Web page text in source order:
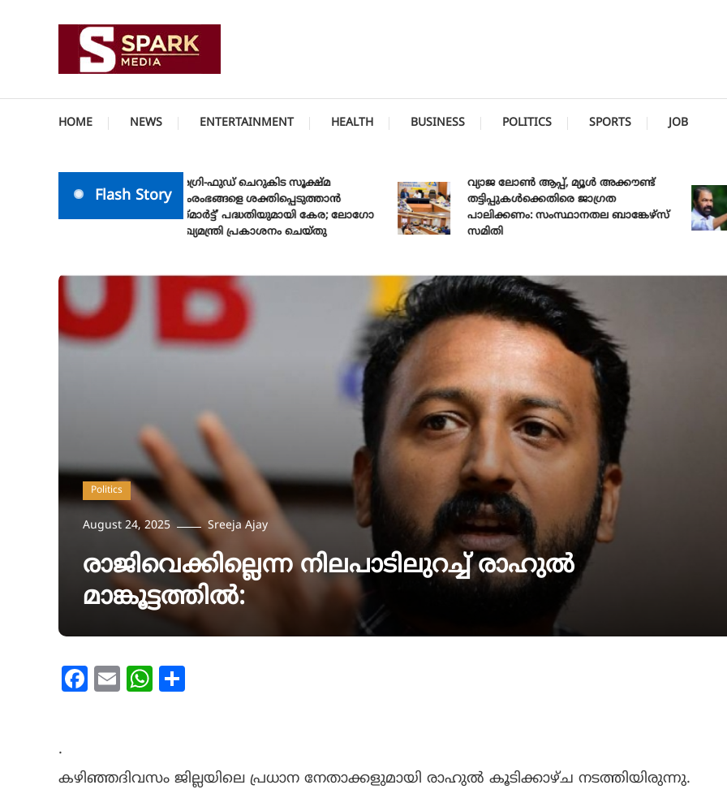
SPARK MEDIA
HOME NEWS ENTERTAINMENT HEALTH BUSINESS POLITICS SPORTS JOB
Flash Story
അഗ്രി-ഫുഡ് ചെറുകിട സൂക്ഷ്മ
സംരംഭങ്ങളെ ശക്തിപ്പെടുത്താന്‍
‘സ്മാര്‍ട്ട്’ പദ്ധതിയുമായി കേര; ലോഗോ
മുഖ്യമന്ത്രി പ്രകാശനം ചെയ്തു
വ്യാജ ലോൺ ആപ്പ്, മ്യൂൾ അക്കൗണ്ട്
തട്ടിപ്പുകൾക്കെതിരെ ജാ​ഗ്രത
പാലിക്കണം: സംസ്ഥാനതല ബാങ്കേഴ്സ്
സമിതി
Politics
August 24, 2025 Sreeja Ajay
രാജിവെക്കില്ലെന്ന നിലപാടിലുറച്ച് രാഹുൽ
മാങ്കൂട്ടത്തിൽ:
Facebook
Email WhatsApp
.
കഴിഞ്ഞദിവസം ജില്ലയിലെ പ്രധാന നേതാക്കളുമായി രാഹുൽ കൂടിക്കാഴ്ച നടത്തിയിരുന്നു.